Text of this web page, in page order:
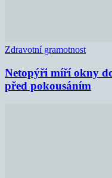
Zdravotní gramotnost
Netopýři míří okny
před pokousáním